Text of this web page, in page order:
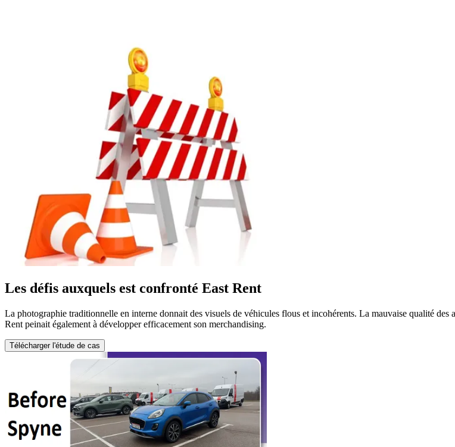
Les défis auxquels est confronté East Rent
La photographie traditionnelle en interne donnait des visuels de véhicules flous et incohérents. La mauvaise qualité
Rent peinait également à développer efficacement son merchandising.
Télécharger l'étude de cas